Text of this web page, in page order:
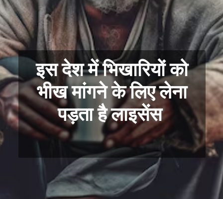
इस देश में भिखारियों को
भीख मांगने के लिए लेना
पड़ता है लाइसेंस